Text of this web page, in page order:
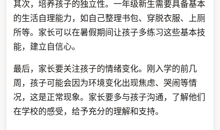
其次，培养孩子的独立性。一年级新生需要具备基本
的生活自理能力，如自己整理书包、穿脱衣服、上厕
所等。家长可以在暑假期间让孩子多练习这些基本技
能，建立自信心。
最后，家长要关注孩子的情绪变化。刚入学的前几
周，孩子可能会因为环境变化出现焦虑、哭闹等情
况，这是正常现象。家长要多与孩子沟通，了解他们
在学校的感受，给予充分的理解和支持。